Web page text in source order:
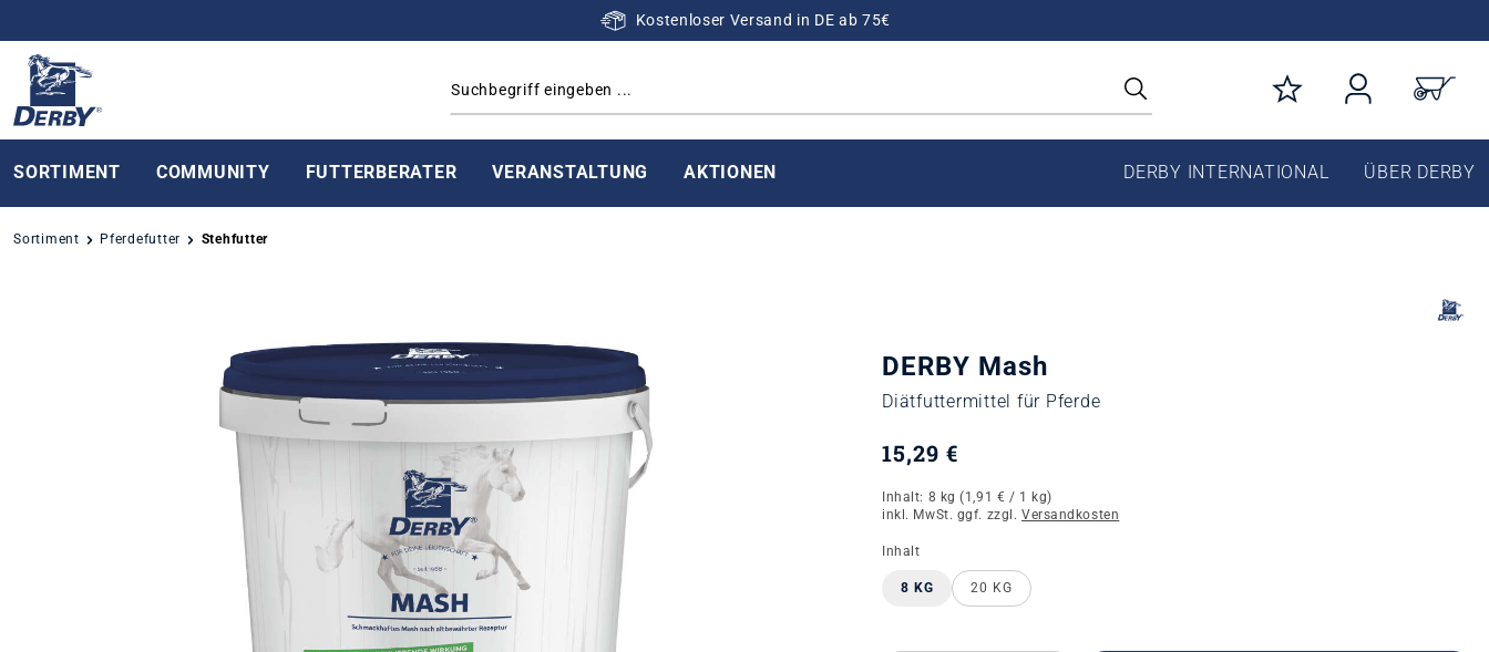
Kostenloser Versand in DE ab 75€
SORTIMENT COMMUNITY FUTTERBERATER VERANSTALTUNG AKTIONEN DERBY INTERNATIONAL ÜBER DERBY
Sortiment Pferdefutter Stehfutter
Bildergalerie überspringen DERBY Mash
Diätfuttermittel für Pferde
15,29 €
Inhalt: 8 kg(1,91 € / 1 kg)
inkl. MwSt. ggf. zzgl. Versandkosten
Inhaltauswählen
8 KG 20 KG